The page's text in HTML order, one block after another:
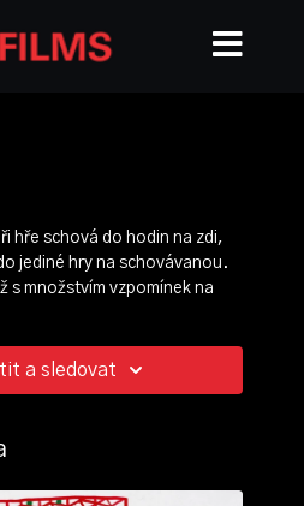
hře schová do hodin na zdi,
jediné hry na schovávanou.
s množstvím vzpomínek na
v surreálných hříčkách.
a sledovat